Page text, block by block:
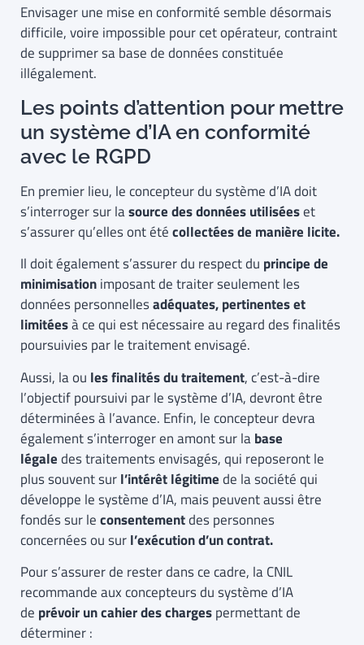
Envisager une mise en conformité semble désormais
difficile, voire impossible pour cet opérateur, contraint
de supprimer sa base de données constituée
illégalement.
Les points d’attention pour mettre
un système d’IA en conformité
avec le RGPD
En premier lieu, le concepteur du système d’IA doit
s’interroger sur lasource des données utiliséeset
s’assurer qu’elles ont étécollectées de manière licite.
Il doit également s’assurer du respect du principe de
minimisationimposant de traiter seulement les
données personnellesadéquates, pertinentes et
limitéesà ce qui est nécessaire au regard des finalités
poursuivies par le traitement envisagé.
Aussi, la ou les finalités du traitement, c’est-à-dire
l’objectif poursuivi par le système d’IA, devront être
déterminées à l’avance. Enfin, le concepteur devra
également s’interroger en amont sur labase
légaledes traitements envisagés, qui reposeront le
plus souvent surl’intérêt légitimede la société qui
développe le système d’IA, mais peuvent aussi être
fondés sur leconsentementdes personnes
concernées ou surl’exécution d’un contrat.
Pour s’assurer de rester dans ce cadre, la CNIL
recommande aux concepteurs du système d’IA
de prévoir un cahier des chargespermettant de
déterminer :